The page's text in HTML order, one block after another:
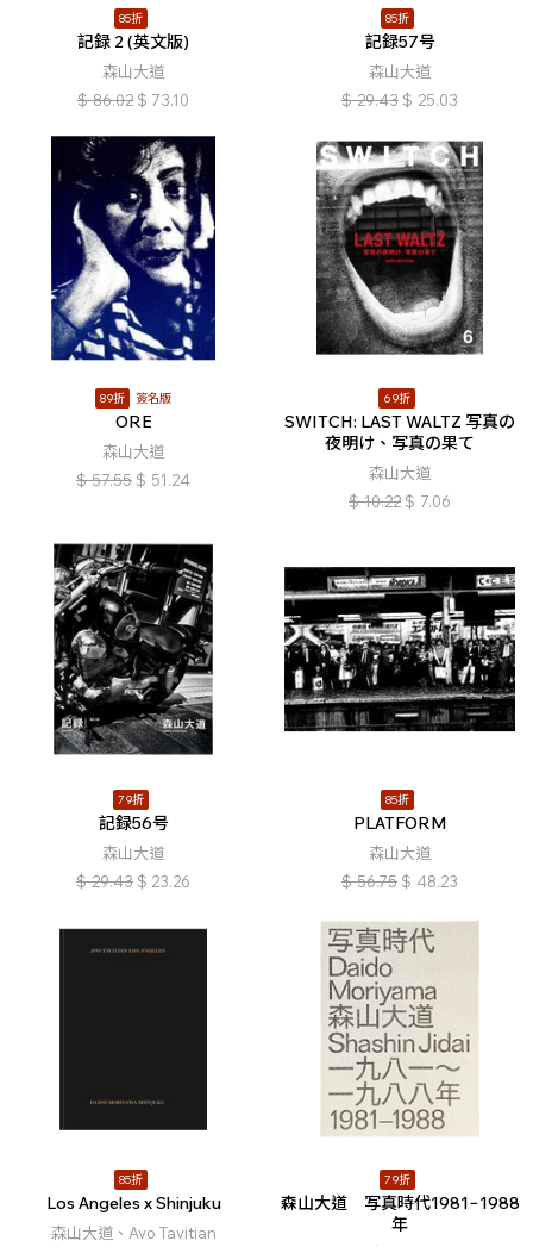
85折
記録 2 (英文版)
森山大道
$ 86.02 $ 73.10
85折
記録57号
森山大道
$ 29.43 $ 25.03
89折 簽名版
ORE
森山大道
$ 57.55 $ 51.24
69折
SWITCH: LAST WALTZ 写真の
夜明け、写真の果て
森山大道
$ 10.22 $ 7.06
79折
記録56号
森山大道
$ 29.43 $ 23.26
85折
PLATFORM
森山大道
$ 56.75 $ 48.23
85折
Los Angeles x Shinjuku
森山大道、Avo Tavitian
79折
森山大道 写真時代1981−1988
年